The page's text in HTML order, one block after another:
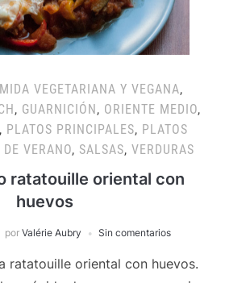
VEGETARIANA Y VEGANA,
, GUARNICIÓN, ORIENTE MEDIO,
, PLATOS PRINCIPALES, PLATOS
DE VERANO, SALSAS, VERDURAS
ratatouille oriental con
huevos
por Valérie Aubry Sin comentarios
ratatouille oriental con huevos.